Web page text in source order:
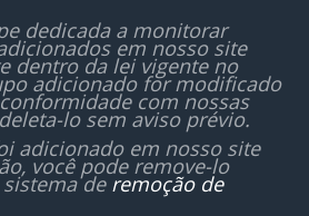
dedicada a monitorar
em nosso site
dentro da lei vigente no
adicionado for modificado
com nossas
lo sem aviso prévio.
adicionado em nosso site
você pode remove-lo
de remoção de